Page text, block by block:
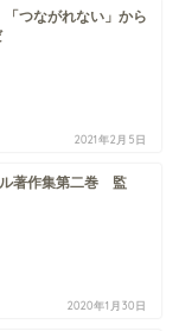
つながれない」から
2021年2月5日
著作集第二巻 監
2020年1月30日